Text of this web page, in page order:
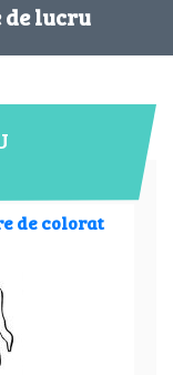
de lucru
de colorat